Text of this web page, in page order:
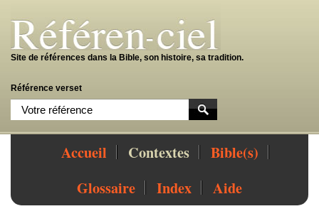
Site de références dans la Bible, son histoire, sa tradition.
Référence verset
Accueil Contextes
Bible(s)
Glossaire
Index Aide